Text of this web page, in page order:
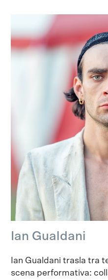
Ian Gualdani
Ian Gualdani trasla tra
scena performativa: